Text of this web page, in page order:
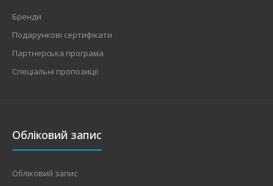
Стабілізатор напруги Volter-11у
Бренди
Подарункові сертифікати
Партнерська програма
Спеціальні пропозиції
Обліковий запис
Обліковий запис